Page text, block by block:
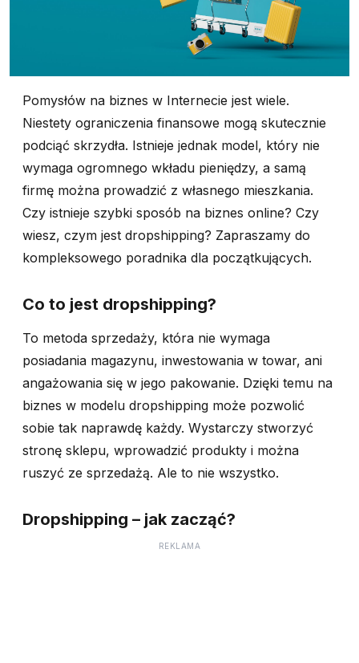
Pomysłów na biznes w Internecie jest wiele.
Niestety ograniczenia finansowe mogą skutecznie
podciąć skrzydła. Istnieje jednak model, który nie
wymaga ogromnego wkładu pieniędzy, a samą
firmę można prowadzić z własnego mieszkania.
Czy istnieje szybki sposób na biznes online? Czy
wiesz, czym jest dropshipping? Zapraszamy do
kompleksowego poradnika dla początkujących.
Co to jest dropshipping?
To metoda sprzedaży, która nie wymaga
posiadania magazynu, inwestowania w towar, ani
angażowania się w jego pakowanie. Dzięki temu na
biznes w modelu dropshipping może pozwolić
sobie tak naprawdę każdy. Wystarczy stworzyć
stronę sklepu, wprowadzić produkty i można
ruszyć ze sprzedażą. Ale to nie wszystko.
Dropshipping – jak zacząć?
REKLAMA